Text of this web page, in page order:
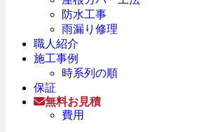
防水工事
雨漏り修理
職人紹介
施工事例
時系列の順
保証
無料お見積
費用